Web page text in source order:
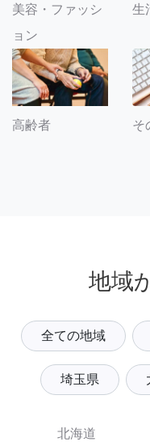
美容・ファッシ
ョン
生
高齢者 そ
地域
全ての地域
埼玉県
北海道